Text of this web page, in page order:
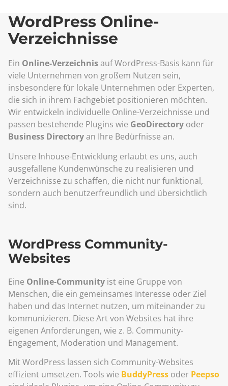
WordPress Online-
Verzeichnisse
Ein Online-Verzeichnisauf WordPress-Basis kann für
viele Unternehmen von großem Nutzen sein,
insbesondere für lokale Unternehmen oder Experten,
die sich in ihrem Fachgebiet positionieren möchten.
Wir entwickeln individuelle Online-Verzeichnisse und
passen bestehende Plugins wie GeoDirectory oder
Business Directoryan Ihre Bedürfnisse an.
Unsere Inhouse-Entwicklung erlaubt es uns, auch
ausgefallene Kundenwünsche zu realisieren und
Verzeichnisse zu schaffen, die nicht nur funktional,
sondern auch benutzerfreundlich und übersichtlich
sind.
WordPress Community-
Websites
Eine Online-Community ist eine Gruppe von
Menschen, die ein gemeinsames Interesse oder Ziel
haben und das Internet nutzen, um miteinander zu
kommunizieren. Diese Art von Websites hat ihre
eigenen Anforderungen, wie z. B. Community-
Engagement, Moderation und Management.
Mit WordPress lassen sich Community-Websites
effizient umsetzen. Tools wie BuddyPress oder Peepso